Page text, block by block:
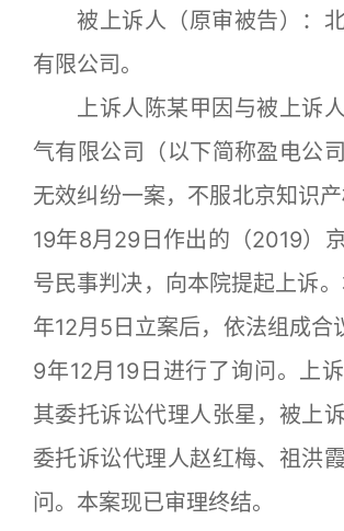
被上诉人（原审被告）：北
有限公司。
上诉人陈某甲因与被上诉人
气有限公司（以下简称盈电公
无效纠纷一案，不服北京知识
19年8月29日作出的（2019）
号民事判决，向本院提起上诉
年12月5日立案后，依法组成合
9年12月19日进行了询问。上
其委托诉讼代理人张星，被上
委托诉讼代理人赵红梅、祖洪
问。本案现已审理终结。